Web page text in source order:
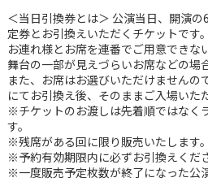
＜当日引換券とは＞ 公演当日、開演
定券とお引換えいただくチケットです。
お連れ様とお席を連番でご用意できな
舞台の一部が見えづらいお席などの場
また、お席はお選びいただけませんの
にてお引換え後、そのままご入場いた
※チケットのお渡しは先着順ではなく
す。
※残席がある回に限り販売いたします。
※予約有効期限内に必ずお引換えくだ
※一度販売予定枚数が終了になった公